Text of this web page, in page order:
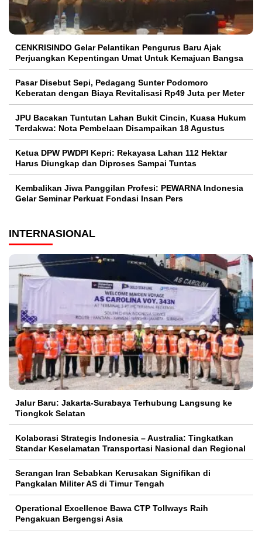
CENKRISINDO Gelar Pelantikan Pengurus Baru Ajak
Perjuangkan Kepentingan Umat Untuk Kemajuan Bangsa
Pasar Disebut Sepi, Pedagang Sunter Podomoro
Keberatan dengan Biaya Revitalisasi Rp49 Juta per Meter
JPU Bacakan Tuntutan Lahan Bukit Cincin, Kuasa Hukum
Terdakwa: Nota Pembelaan Disampaikan 18 Agustus
Ketua DPW PWDPI Kepri: Rekayasa Lahan 112 Hektar
Harus Diungkap dan Diproses Sampai Tuntas
Kembalikan Jiwa Panggilan Profesi: PEWARNA Indonesia
Gelar Seminar Perkuat Fondasi Insan Pers
INTERNASIONAL
Jalur Baru: Jakarta-Surabaya Terhubung Langsung ke
Tiongkok Selatan
Kolaborasi Strategis Indonesia – Australia: Tingkatkan
Standar Keselamatan Transportasi Nasional dan Regional
Serangan Iran Sebabkan Kerusakan Signifikan di
Pangkalan Militer AS di Timur Tengah
Operational Excellence Bawa CTP Tollways Raih
Pengakuan Bergengsi Asia